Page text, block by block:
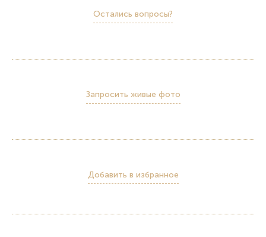
Остались вопросы?
Запросить живые фото
Добавить в избранное